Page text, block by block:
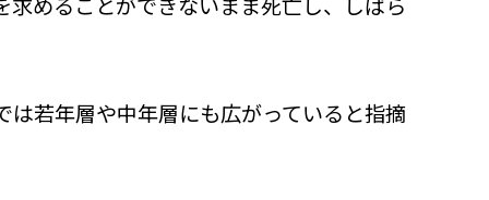
めることができないまま死亡し、しばら
若年層や中年層にも広がっていると指摘